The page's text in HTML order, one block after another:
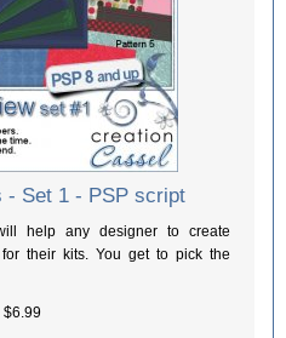
- Set 1 - PSP script
help any designer to create
their kits. You get to pick the
$6.99